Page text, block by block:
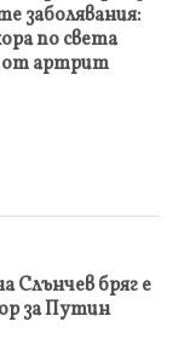
заболявания:
по света
артрит
Слънчев бряг е
за Путин